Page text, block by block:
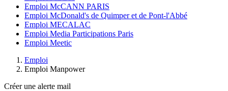
Emploi McCANN PARIS
Emploi McDonald's de Quimper et de Pont-l'Abbé
Emploi MECALAC
Emploi Media Participations Paris
Emploi Meetic
Emploi
Emploi Manpower
Créer une alerte mail